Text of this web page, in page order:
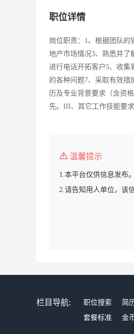
职位详情
岗位职责：1、根据团队
地产市场情况3、熟悉并了
进行电话开拓客户5、收集
的各种问题7、采取有效
历及专业背景要求（含资
先。III、其它工作技能要
温馨提示
1.本平台仅供信息发布。
2.请告知用人单位，该
栏目导航: 职位搜索 简
套餐标准
金